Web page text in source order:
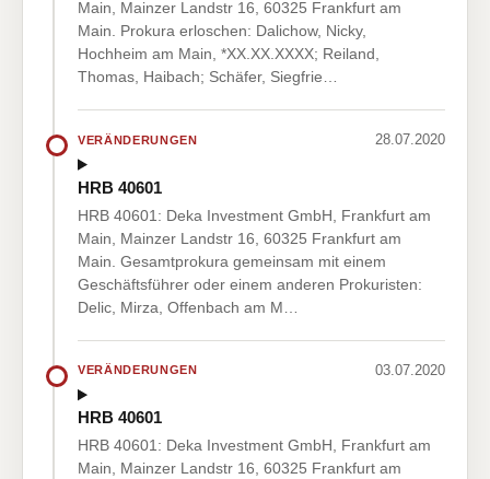
Main, Mainzer Landstr 16, 60325 Frankfurt am
Main. Prokura erloschen: Dalichow, Nicky,
Hochheim am Main, *XX.XX.XXXX; Reiland,
Thomas, Haibach; Schäfer, Siegfrie…
VERÄNDERUNGEN 28.07.2020
HRB 40601
HRB 40601: Deka Investment GmbH, Frankfurt am
Main, Mainzer Landstr 16, 60325 Frankfurt am
Main. Gesamtprokura gemeinsam mit einem
Geschäftsführer oder einem anderen Prokuristen:
Delic, Mirza, Offenbach am M…
VERÄNDERUNGEN 03.07.2020
HRB 40601
HRB 40601: Deka Investment GmbH, Frankfurt am
Main, Mainzer Landstr 16, 60325 Frankfurt am